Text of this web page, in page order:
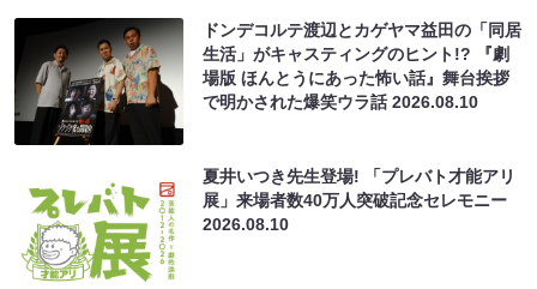
ドンデコルテ渡辺とカゲヤマ益田の「同居
生活」がキャスティングのヒント!? 『劇
場版 ほんとうにあった怖い話』舞台挨拶
で明かされた爆笑ウラ話2026.08.10
夏井いつき先生登場! 「プレバト才能アリ
展」来場者数40万人突破記念セレモニー
2026.08.10